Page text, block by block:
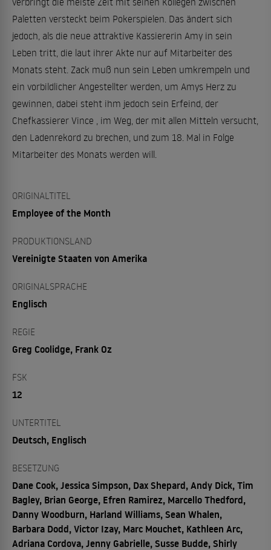
Paletten versteckt beim Pokerspielen. Das ändert sich
jedoch, als die neue attraktive Kassiererin Amy in sein
Leben tritt, die laut ihrer Akte nur auf Mitarbeiter des
Monats steht. Zack muß nun sein Leben umkrempeln und
ein vorbildlicher Angestellter werden, um Amys Herz zu
gewinnen, dabei steht ihm jedoch sein Erfeind, der
Chefkassierer Vince , im Weg, der mit allen Mitteln versucht,
den Ladenrekord zu brechen, und zum 18. Mal in Folge
Mitarbeiter des Monats werden will.
ORIGINALTITEL
Employee of the Month
PRODUKTIONSLAND
Vereinigte Staaten von Amerika
ORIGINALSPRACHE
Englisch
REGIE
Greg Coolidge, Frank Oz
FSK
12
UNTERTITEL
Deutsch, Englisch
BESETZUNG
Dane Cook, Jessica Simpson, Dax Shepard, Andy Dick, Tim
Bagley, Brian George, Efren Ramirez, Marcello Thedford,
Danny Woodburn, Harland Williams, Sean Whalen,
Barbara Dodd, Victor Izay, Marc Mouchet, Kathleen Arc,
Adriana Cordova, Jenny Gabrielle, Susse Budde, Shirly